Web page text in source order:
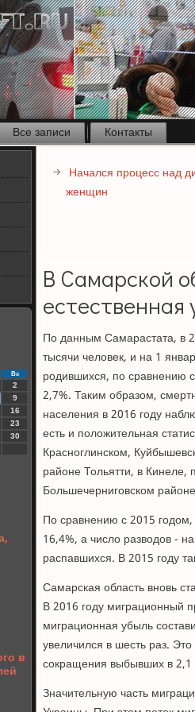
Все записи
Контакты
Вс
2
9
16
23
30
в
Начался процесс над
женщин
В Самарской
естественная
По данным Самарастата, в
тысячи человек, и на 1
родившихся, по сравнению
2,7%. Таким образом,
населения в 2016 году
есть и положительная
Красноглинском,
районе Тольятти, в Кинеле,
Большечерниговском
По сравнению с 2015 годом,
16,4%, а число разводов -
распавшихся. В 2015 году
Самарская область вновь
В 2016 году миграционный
миграционная убыль
увеличился в шесть раз.
сокращения выбывших в 2,1
Значительную часть